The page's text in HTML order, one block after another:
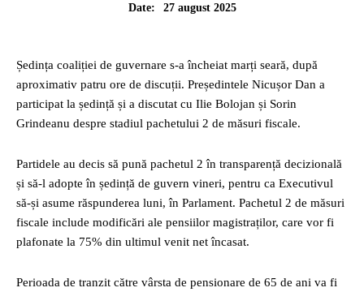
Date:
27 august 2025
Ședința coaliției de guvernare s-a încheiat marți seară, după
aproximativ patru ore de discuții. Președintele Nicușor Dan a
participat la ședință și a discutat cu Ilie Bolojan și Sorin
Grindeanu despre stadiul pachetului 2 de măsuri fiscale.
Partidele au decis să pună pachetul 2 în transparență decizională
și să-l adopte în ședință de guvern vineri, pentru ca Executivul
să-și asume răspunderea luni, în Parlament. Pachetul 2 de măsuri
fiscale include modificări ale pensiilor magistraților, care vor fi
plafonate la 75% din ultimul venit net încasat.
Perioada de tranzit către vârsta de pensionare de 65 de ani va fi